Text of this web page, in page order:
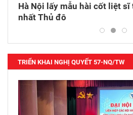
Hà Nội lấy mẫu hài cốt liệt
nhất Thủ đô
TRIỂN KHAI NGHỊ QUYẾT 57-NQ/TW